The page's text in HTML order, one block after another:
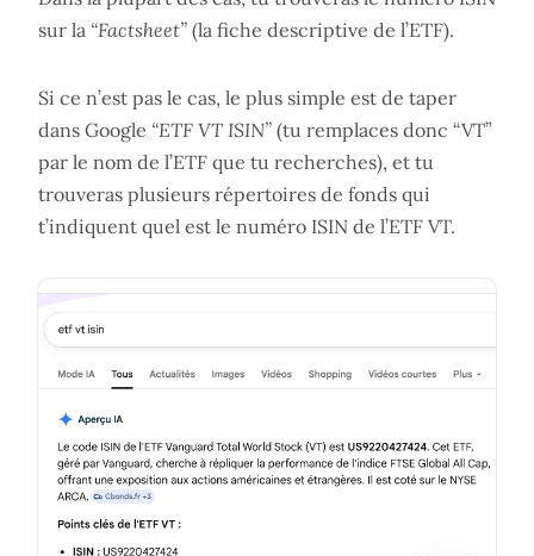
sur la “Factsheet” (la fiche descriptive de l’ETF).
Si ce n’est pas le cas, le plus simple est de taper
dans Google “ETF VT ISIN” (tu remplaces donc “VT”
par le nom de l’ETF que tu recherches), et tu
trouveras plusieurs répertoires de fonds qui
t’indiquent quel est le numéro ISIN de l’ETF VT.